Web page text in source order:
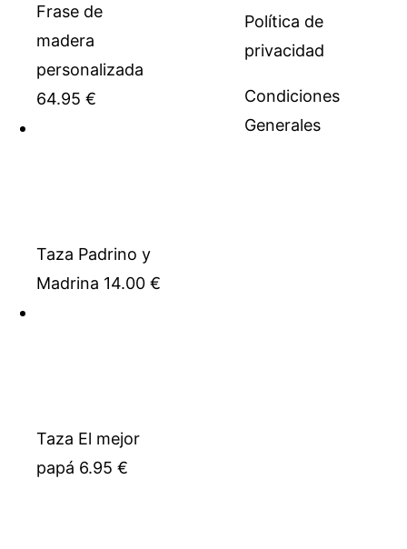
Frase de
madera
personalizada
64.95 €
Taza Padrino y
Madrina 14.00 €
Taza El mejor
papá 6.95 €
Política de
privacidad
Condiciones
Generales